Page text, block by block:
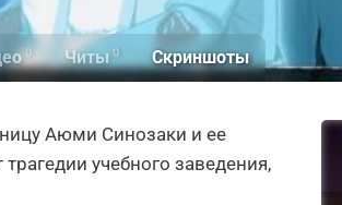
0 Читы 0 Скриншоты
Аюми Синозаки и ее
учебного заведения,